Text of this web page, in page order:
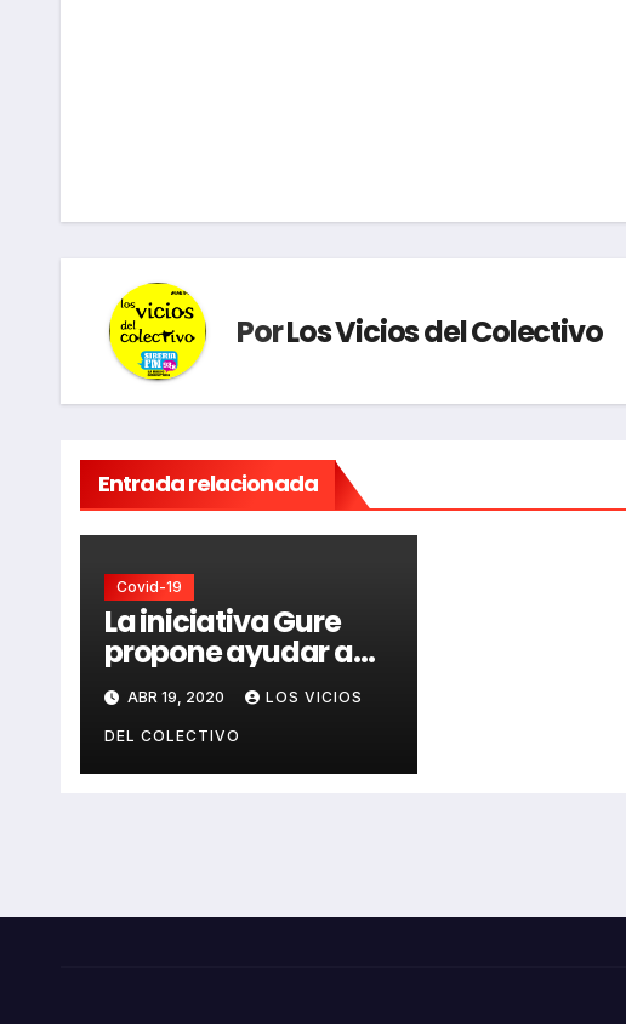
PorLos Vicios del Colectivo
Entrada relacionada
Covid-19
La iniciativa Gure
propone ayudar a
comercios y
negocios cerrados
en Álava ante la
crisis del Covid19
ABR 19, 2020 LOS VICIOS
DEL COLECTIVO